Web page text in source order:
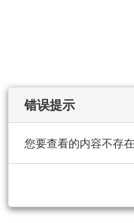
错误提示
您要查看的内容不存